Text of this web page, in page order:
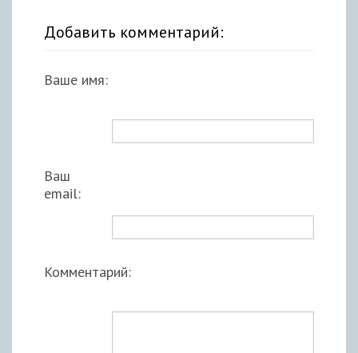
Добавить комментарий:
Ваше имя:
Ваш
email:
Комментарий: